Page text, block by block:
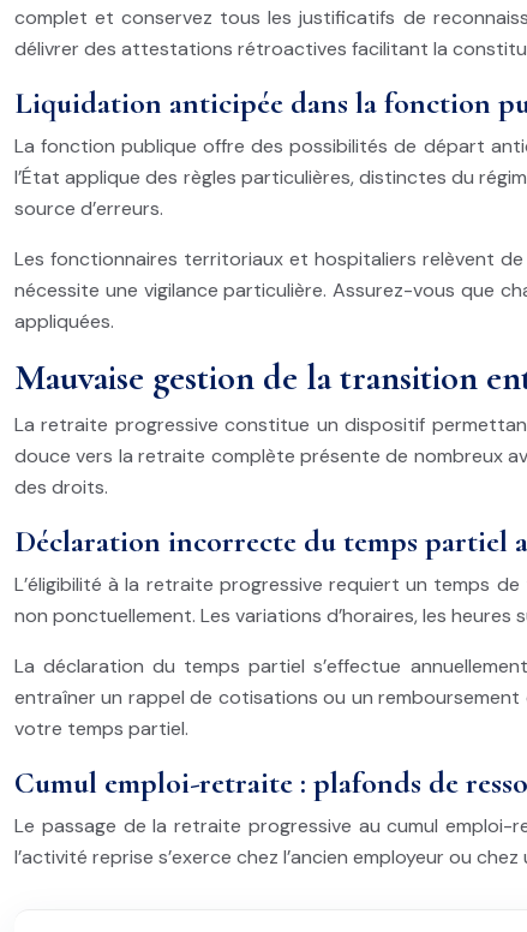
complet et conservez tous les justificatifs de
délivrer des attestations rétroactives facilitant la
Liquidation anticipée dans la fonction
La fonction publique offre des possibilités de départ
l’État applique des règles particulières, distinctes du
source d’erreurs.
Les fonctionnaires territoriaux et hospitaliers relèvent
nécessite une vigilance particulière. Assurez-vous que
appliquées.
Mauvaise gestion de la transition
La retraite progressive constitue un dispositif
douce vers la retraite complète présente de nombreux
des droits.
Déclaration incorrecte du temps partiel
L’éligibilité à la retraite progressive requiert un temps
non ponctuellement. Les variations d’horaires, les
La déclaration du temps partiel s’effectue
entraîner un rappel de cotisations ou un
votre temps partiel.
Cumul emploi-retraite : plafonds de
Le passage de la retraite progressive au cumul
l’activité reprise s’exerce chez l’ancien employeur ou